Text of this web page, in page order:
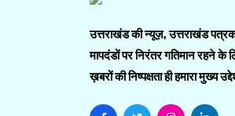
उत्तराखंड की न्यूज़, उत्तराखंड
मापदंडों पर निरंतर गतिमान रहने के
ख़बरों की निष्पक्षता ही हमारा मुख्य